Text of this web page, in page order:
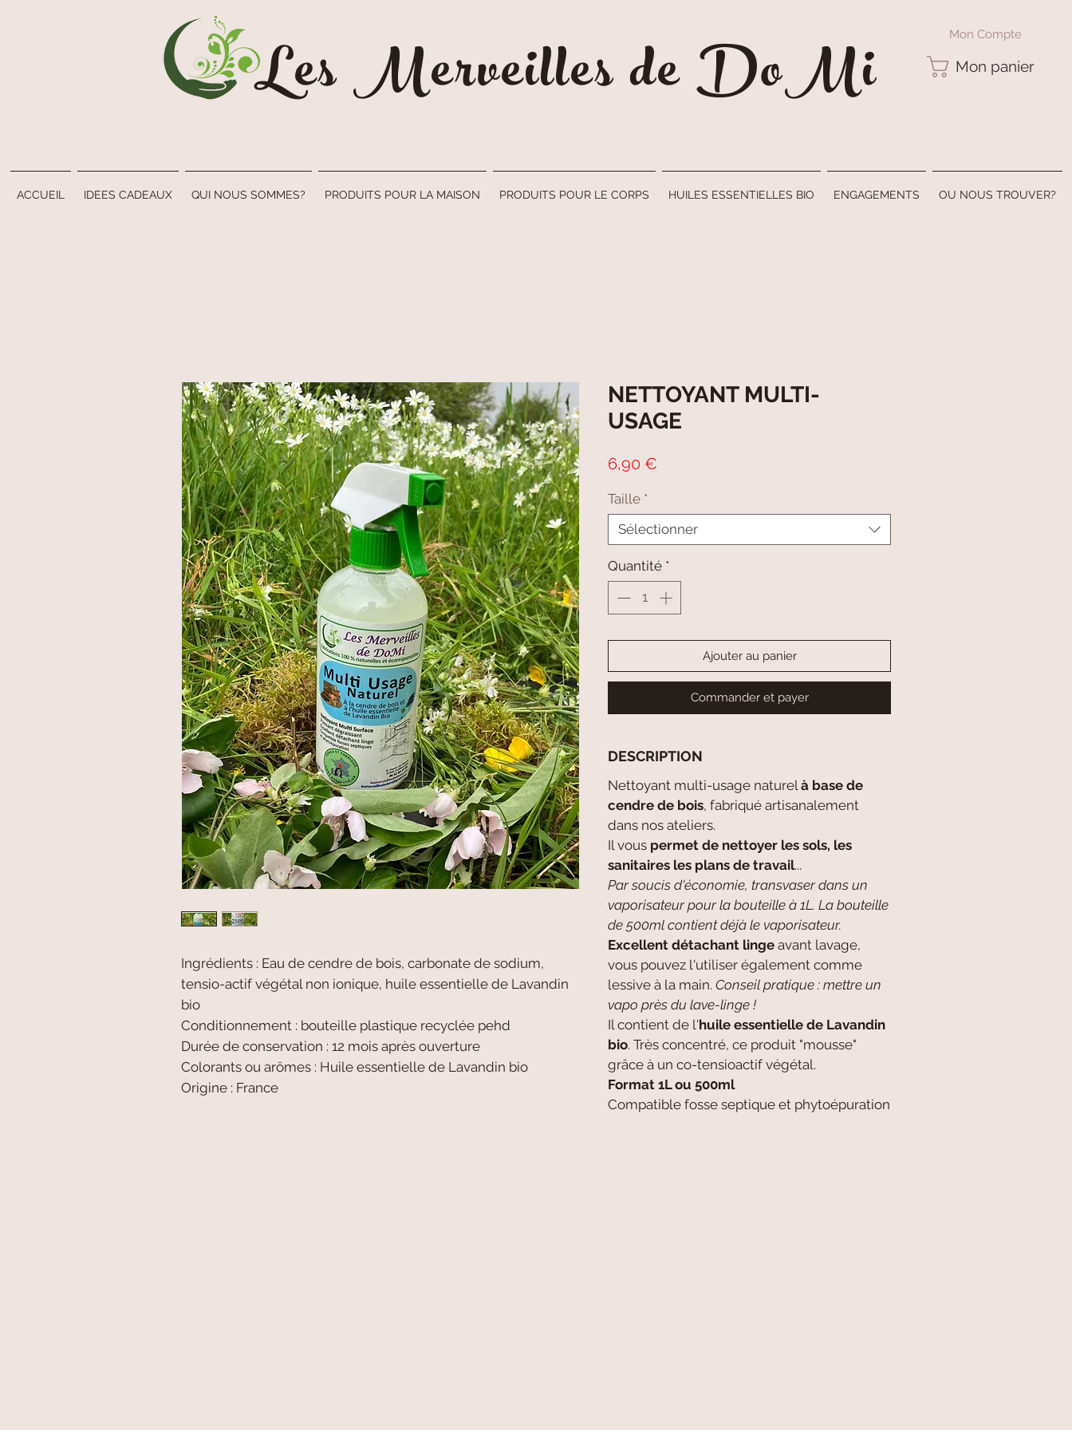
Les Merveilles de DoMi Mon Compte
Mon panier
ACCUEIL IDEES CADEAUX QUI NOUS SOMMES? PRODUITS POUR LA MAISON PRODUITS POUR LE CORPS HUILES ESSENTIELLES BIO ENGAGEMENTS OU NOUS TROUVER?
Ingrédients : Eau de cendre de bois, carbonate de sodium,
tensio-actif végétal non ionique, huile essentielle de Lavandin
bio
Conditionnement : bouteille plastique recyclée pehd
Durée de conservation : 12 mois après ouverture
Colorants ou arômes : Huile essentielle de Lavandin bio
Origine : France
NETTOYANT MULTI-
USAGE
6,90 €
Taille *
Sélectionner
Quantité *
Ajouter au panier
Commander et payer
DESCRIPTION
Nettoyant multi-usage naturel à base de
cendre de bois, fabriqué artisanalement
dans nos ateliers.
Il vous permet de nettoyer les sols, les
sanitaires les plans de travail...
Par soucis d'économie, transvaser dans un
vaporisateur pour la bouteille à 1L. La bouteille
de 500ml contient déjà le vaporisateur.
Excellent détachant linge avant lavage,
vous pouvez l'utiliser également comme
lessive à la main. Conseil pratique : mettre un
vapo près du lave-linge !
Il contient de l'huile essentielle de Lavandin
bio. Très concentré, ce produit "mousse"
grâce à un co-tensioactif végétal.
Format 1L ou 500ml
Compatible fosse septique et phytoépuration